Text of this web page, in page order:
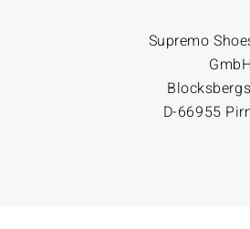
Supremo
GmbH
D-66955